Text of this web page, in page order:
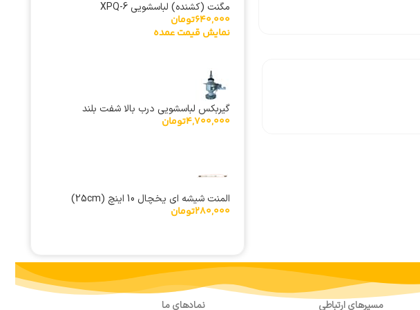
مگنت (کشنده) لباسشویی XPQ-6
640,000تومان
نمایش قیمت عمده
گیربکس لباسشویی درب بالا شفت بلند
4,700,000تومان
المنت شیشه ای یخچال 10 اینچ (25cm)
280,000تومان
مسیرهای ارتباطی نمادهای ما